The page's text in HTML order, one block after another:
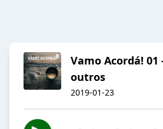
Vamo Acordá! 01
outros
2019-01-23